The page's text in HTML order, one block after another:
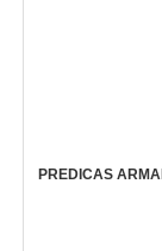
PREDICAS